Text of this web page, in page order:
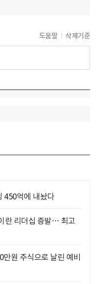
도움말 삭제기준
450억에 내놨다
란 리더십 증발… 최고
원 주식으로 날린 예비